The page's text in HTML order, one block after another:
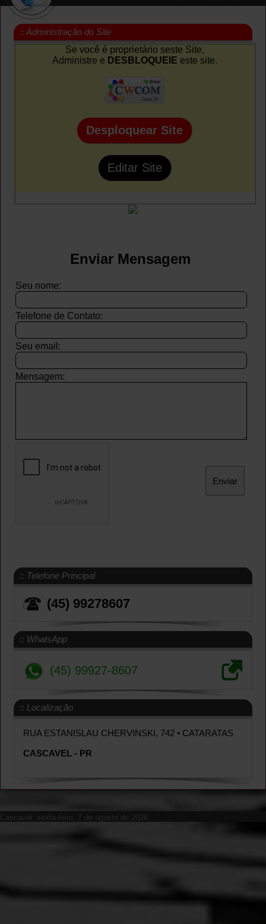
:: Administração do Site
Se você é proprietário seste Site,
Administre e DESBLOQUEIE este site.
Desploquear Site
Editar Site
:: Telefone Principal
(45) 99278607
:: WhatsApp
(45) 99927-8607
:: Localização
RUA ESTANISLAU CHERVINSKI, 742 • CATARATAS
CASCAVEL - PR
Cascavel, sexta-feira, 7 de agosto de 2026